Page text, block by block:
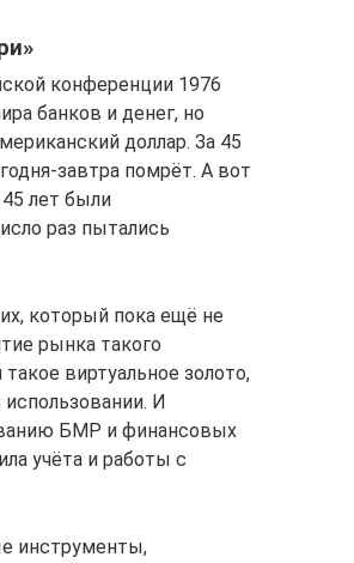
конференции 1976
банков и денег, но
доллар. За 45
завтра помрёт. А вот
лет были
раз пытались
который пока ещё не
рынка такого
виртуальное золото,
И
БМР и финансовых
учёта и работы с
инструменты,